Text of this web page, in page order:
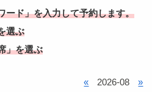
ード」を入力して予約します。
選ぶ
」を選ぶ
« 2026-08 »